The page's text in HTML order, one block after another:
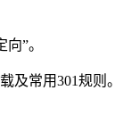
”。
及常用301规则。